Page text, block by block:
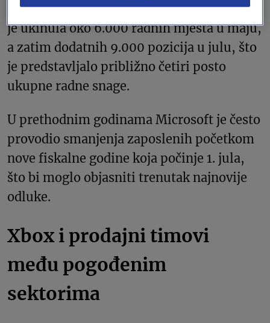
restrukturiranja. Prošle godine kompanija
je ukinula oko 6.000 radnih mjesta u maju,
a zatim dodatnih 9.000 pozicija u julu, što
je predstavljalo približno četiri posto
ukupne radne snage.
U prethodnim godinama Microsoft je često
provodio smanjenja zaposlenih početkom
nove fiskalne godine koja počinje 1. jula,
što bi moglo objasniti trenutak najnovije
odluke.
Xbox i prodajni timovi
među pogođenim
sektorima